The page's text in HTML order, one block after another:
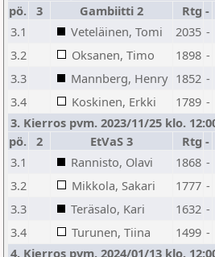
pö. 3 Gambiitti 2 Rtg -
3.1
Veteläinen, Tomi 2035 -
3.2
Oksanen, Timo 1898 -
3.3
Mannberg, Henry 1852 -
3.4
Koskinen, Erkki 1789 -
3. Kierros pvm. 2023/11/25 klo.
pö. 2 EtVaS 3 Rtg -
3.1
Rannisto, Olavi 1868 -
3.2
Mikkola, Sakari 1777 -
3.3
Teräsalo, Kari 1632 -
3.4
Turunen, Tiina 1499 -
4. Kierros pvm. 2024/01/13 klo.